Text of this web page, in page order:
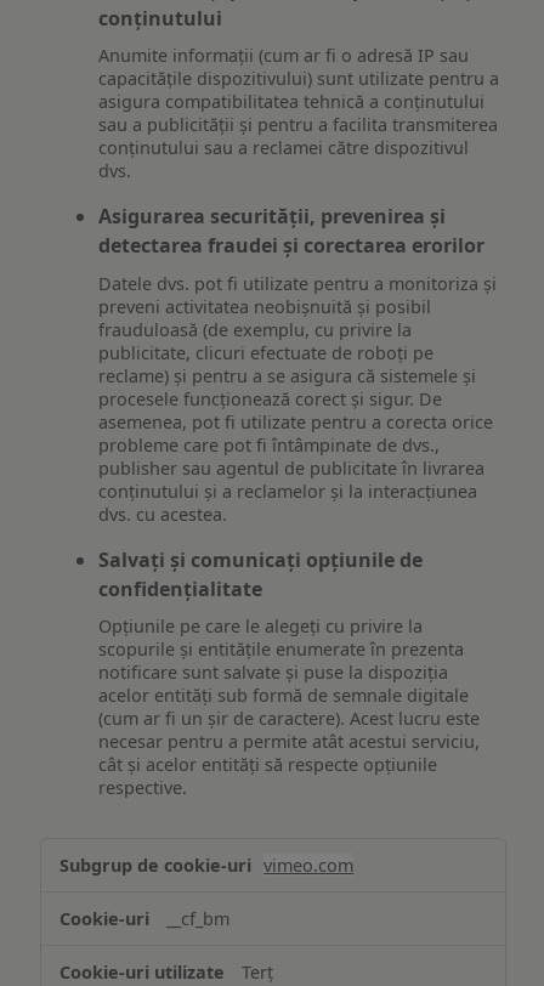
conținutului
Anumite informații (cum ar fi o adresă IP sau
capacitățile dispozitivului) sunt utilizate pentru a
asigura compatibilitatea tehnică a conținutului
sau a publicității și pentru a facilita transmiterea
conținutului sau a reclamei către dispozitivul
dvs.
Asigurarea securității, prevenirea și
detectarea fraudei și corectarea erorilor
Datele dvs. pot fi utilizate pentru a monitoriza și
preveni activitatea neobișnuită și posibil
frauduloasă (de exemplu, cu privire la
publicitate, clicuri efectuate de roboți pe
reclame) și pentru a se asigura că sistemele și
procesele funcționează corect și sigur. De
asemenea, pot fi utilizate pentru a corecta orice
probleme care pot fi întâmpinate de dvs.,
publisher sau agentul de publicitate în livrarea
conținutului și a reclamelor și la interacțiunea
dvs. cu acestea.
Salvați și comunicați opțiunile de
confidențialitate
Opțiunile pe care le alegeți cu privire la
scopurile și entitățile enumerate în prezenta
notificare sunt salvate și puse la dispoziția
acelor entități sub formă de semnale digitale
(cum ar fi un șir de caractere). Acest lucru este
necesar pentru a permite atât acestui serviciu,
cât și acelor entități să respecte opțiunile
respective.
funcționalităților
ului
vimeo.com
__cf_bm
Terț